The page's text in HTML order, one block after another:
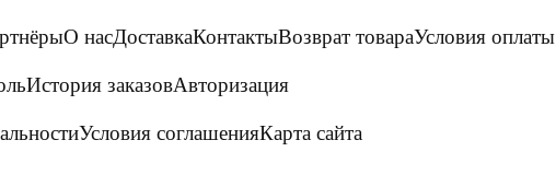
О насДоставкаКонтактыВозврат товараУсловия оплаты
История заказовАвторизация
Условия соглашенияКарта сайта